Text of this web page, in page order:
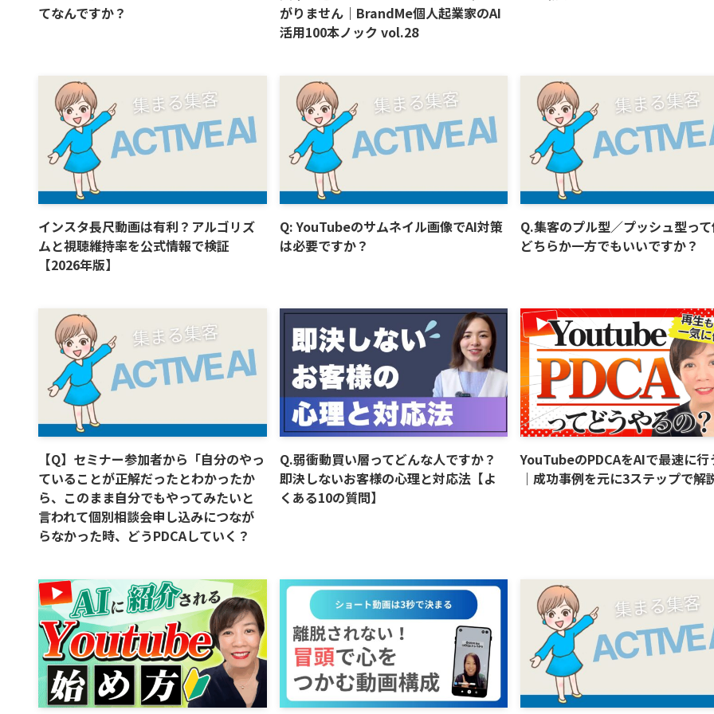
てなんですか？
がりません｜BrandMe個人起業家のAI
活用100本ノック vol.28
インスタ長尺動画は有利？アルゴリズ
ムと視聴維持率を公式情報で検証
【2026年版】
Q: YouTubeのサムネイル画像でAI対策
は必要ですか？
Q.集客のプル型／プッシュ型っ
どちらか一方でもいいですか？
【Q】セミナー参加者から「自分のやっ
ていることが正解だったとわかったか
ら、このまま自分でもやってみたいと
言われて個別相談会申し込みにつなが
らなかった時、どうPDCAしていく？
Q.弱衝動買い層ってどんな人ですか？
即決しないお客様の心理と対応法【よ
くある10の質問】
YouTubeのPDCAをAIで最速に行
｜成功事例を元に3ステップで解